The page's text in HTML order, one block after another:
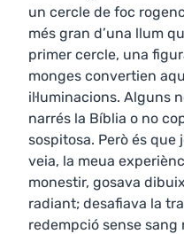
un cercle de foc
més gran d’una llum
primer cercle, una
monges convertien
il·luminacions. Alguns
narrés la Bíblia o no
sospitosa. Però és que
veia, la meua
monestir, gosava
radiant; desafiava la
redempció sense sang